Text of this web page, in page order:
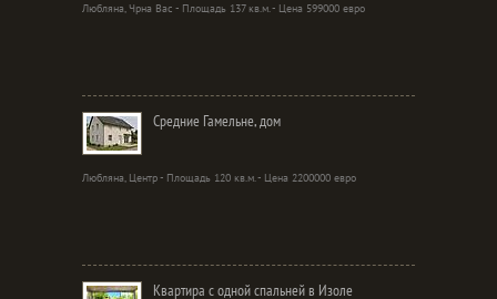
Любляна, Чрна Вас - Площадь 137 кв.м. - Цена 599000 евро
Средние Гамельне, дом
Любляна, Центр - Площадь 120 кв.м. - Цена 2200000 евро
Квартира с одной спальней в Изоле